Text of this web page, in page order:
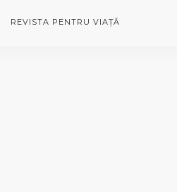
REVISTA PENTRU VIAȚĂ